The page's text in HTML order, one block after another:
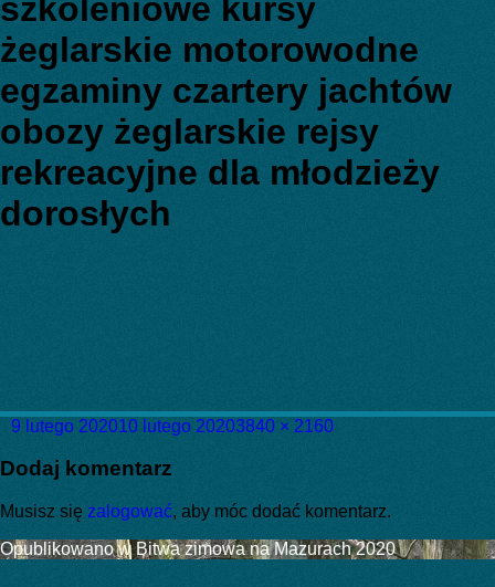
szkoleniowe kursy
żeglarskie motorowodne
egzaminy czartery jachtów
obozy żeglarskie rejsy
rekreacyjne dla młodzieży
dorosłych
Data
9 lutego 202010 lutego 2020Pełny
3840 × 2160
Dodaj komentarz
Musisz się zalogować, aby móc dodać komentarz.
Nawigacja
Opublikowano wBitwa zimowa na Mazurach 2020